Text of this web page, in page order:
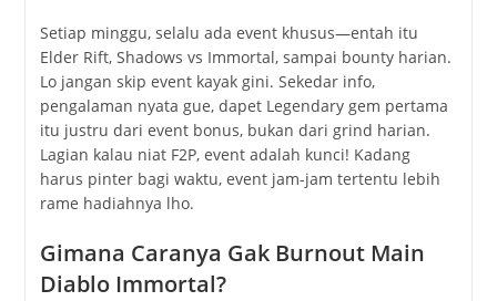
Setiap minggu, selalu ada event khusus—entah itu
Elder Rift, Shadows vs Immortal, sampai bounty harian.
Lo jangan skip event kayak gini. Sekedar info,
pengalaman nyata gue, dapet Legendary gem pertama
itu justru dari event bonus, bukan dari grind harian.
Lagian kalau niat F2P, event adalah kunci! Kadang
harus pinter bagi waktu, event jam-jam tertentu lebih
rame hadiahnya lho.
Gimana Caranya Gak Burnout Main
Diablo Immortal?